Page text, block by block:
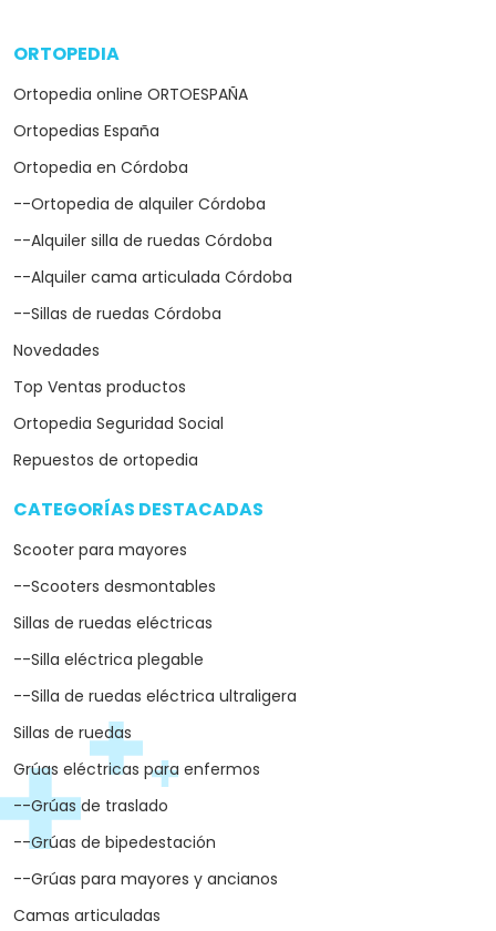
ORTOPEDIA
Ortopedia online ORTOESPAÑA
Ortopedias España
Ortopedia en Córdoba
--Ortopedia de alquiler Córdoba
--Alquiler silla de ruedas Córdoba
--Alquiler cama articulada Córdoba
--Sillas de ruedas Córdoba
Novedades
Top Ventas productos
Ortopedia Seguridad Social
Repuestos de ortopedia
CATEGORÍAS DESTACADAS
Scooter para mayores
--Scooters desmontables
Sillas de ruedas eléctricas
--Silla eléctrica plegable
--Silla de ruedas eléctrica ultraligera
Sillas de ruedas
Grúas eléctricas para enfermos
--Grúas de traslado
--Grúas de bipedestación
--Grúas para mayores y ancianos
Camas articuladas